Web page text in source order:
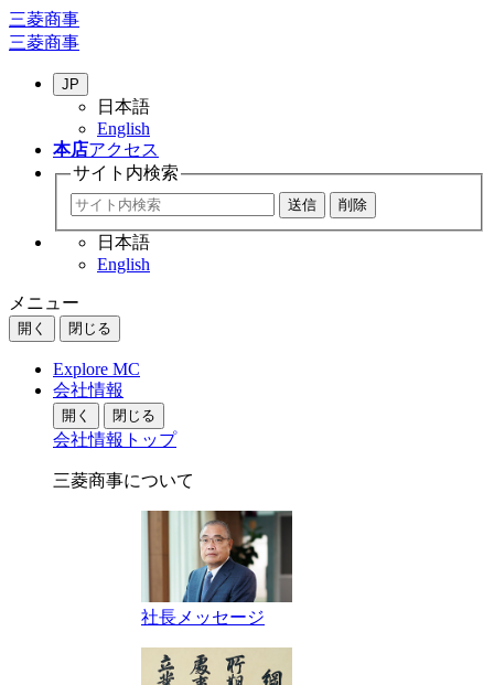
三菱商事
三菱商事
JP
日本語
English
本店アクセス
サイト内検索
日本語
English
メニュー
開く 閉じる
Explore MC
会社情報
開く 閉じる
会社情報トップ
三菱商事について
社長メッセージ